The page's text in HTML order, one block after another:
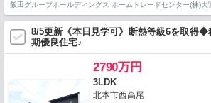
飯田グループホールディングス ホームトレードセンター(株)大
8/5更新《本日見学可》断熱等級6を取得◆
期優良住宅♪
2790万円
3LDK
北本市西高尾